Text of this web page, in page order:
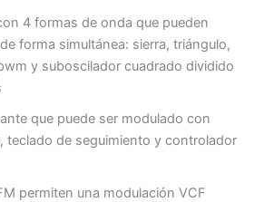
4 formas de onda que pueden
forma simultánea: sierra, triángulo,
y suboscilador cuadrado dividido
que puede ser modulado con
teclado de seguimiento y controlador
permiten una modulación VCF